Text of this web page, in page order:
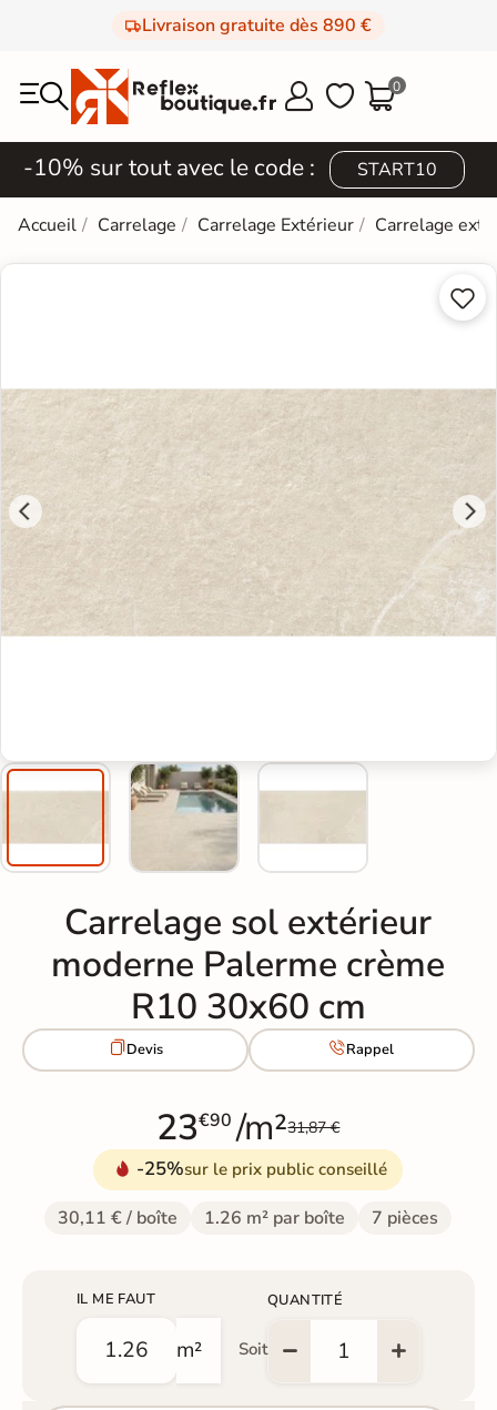
Livraison gratuite dès 890 €
  0
-10% sur tout avec le code : START10
Accueil Carrelage Carrelage Extérieur Carrelage


Carrelage sol extérieur
moderne Palerme crème
R10 30x60 cm
Devis Rappel
23€90 /m²31,87 €
-25%sur le prix public conseillé
30,11 € / boîte 1.26 m² par boîte 7 pièces
IL ME FAUT
m² Soit
QUANTITÉ